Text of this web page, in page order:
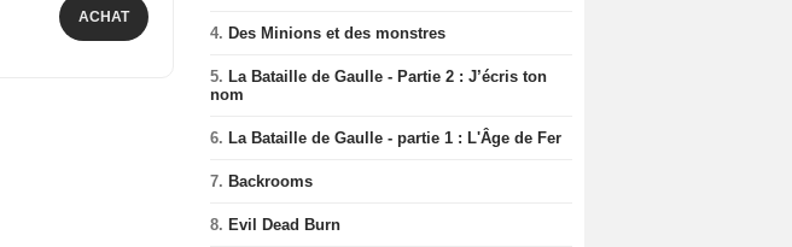
ACHAT
4. Des Minions et des monstres
5. La Bataille de Gaulle - Partie 2 : J’écris ton
nom
6. La Bataille de Gaulle - partie 1 : L'Âge de Fer
7. Backrooms
8. Evil Dead Burn